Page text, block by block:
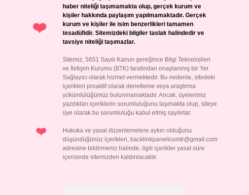
haber niteliği taşımamakta olup, gerçek kurum ve
kişiler hakkında paylaşım yapılmamaktadır. Gerçek
kurum ve kişiler ile isim benzerlikleri tamamen
tesadüfidir. Sitemizdeki bilgiler taslak halindedir ve
tavsiye niteliği taşımazlar.
Sitemiz, 5651 Sayılı Kanun gereğince Bilgi Teknolojileri
ve İletişim Kurumu (BTK) tarafından onaylanmış bir Yer
Sağlayıcı olarak hizmet vermektedir. Bu nedenle, sitedeki
içerikleri proaktif olarak denetleme veya araştırma
yükümlülüğümüz bulunmamaktadır. Ancak, üyelerimiz
yazdıkları içeriklerin sorumluluğunu taşımakta olup, siteye
üye olarak bu sorumluluğu kabul etmiş sayılırlar.
Hukuka ve yasal düzenlemelere aykırı olduğunu
düşündüğünüz içerikleri, backlinkpanelicomtr@gmail.com
adresine bildirmeniz halinde, ilgili içerikler yasal süre
içerisinde sitemizden kaldırılacaktır.